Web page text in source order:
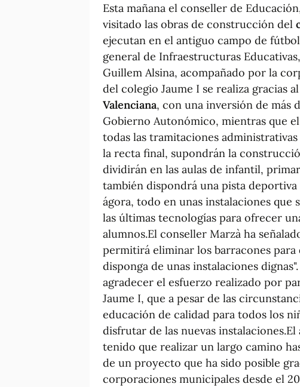
Esta mañana el conseller de
visitado las obras de construcción del
ejecutan en el antiguo campo de
general de Infraestructuras
Guillem Alsina, acompañado por la
del colegio Jaume I se realiza gracias al
Valenciana, con una inversión de más
Gobierno Autonómico, mientras que
todas las tramitaciones
la recta final, supondrán la
dividirán en las aulas de infantil,
también dispondrá una pista
ágora, todo en unas instalaciones que
las últimas tecnologías para ofrecer
alumnos.El conseller Marzà ha
permitirá eliminar los barracones
disponga de unas instalaciones
agradecer el esfuerzo realizado por
Jaume I, que a pesar de las
educación de calidad para todos los
disfrutar de las nuevas instalaciones.El
tenido que realizar un largo camino
de un proyecto que ha sido posible
corporaciones municipales desde el